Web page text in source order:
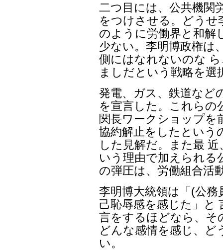
二つ目には、公共機関
をつけさせる。どうせ
のように労働界と和解
少ない。李明博政権は
側にはなれないのな
ましだという戦略を選
発電、ガス、鉄道など
を宣言した。これらの
関長ワークショップを
協約解止をしたという
した見解だ。また最
いう理由で加えられる
の弾圧は、労働組合活
李明博大統領は「(公
己恥辱感を感じた」と
言をするほどなら、そ
どんな感情を感じ、
い。